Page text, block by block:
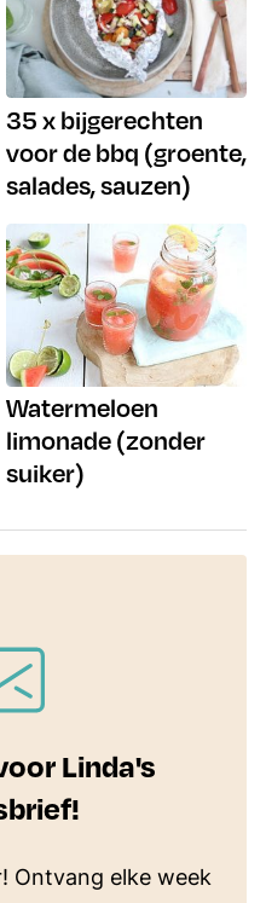
35 x bijgerechten
voor de bbq (groente,
salades, sauzen)
Watermeloen
limonade (zonder
suiker)
Linda's
Ontvang elke week